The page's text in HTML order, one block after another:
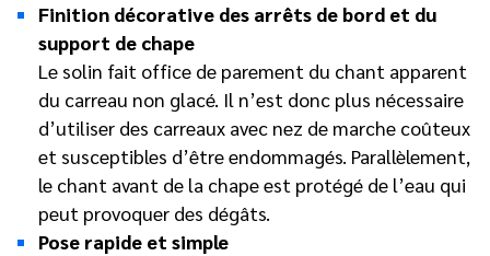
Finition décorative des arrêts de bord et du
support de chape
Le solin fait office de parement du chant apparent
du carreau non glacé. Il n’est donc plus nécessaire
d’utiliser des carreaux avec nez de marche coûteux
et susceptibles d’être endommagés. Parallèlement,
le chant avant de la chape est protégé de l’eau qui
peut provoquer des dégâts.
Pose rapide et simple